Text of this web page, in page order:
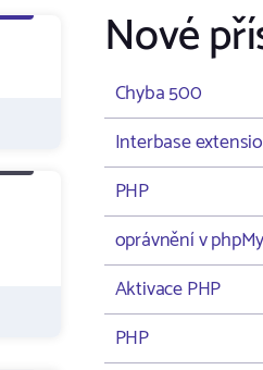
Nové
Chyba 500
Interbase
PHP
oprávnění v
Aktivace PHP
PHP